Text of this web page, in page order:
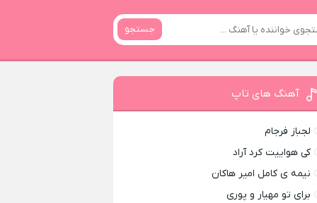
جستجو
آهنگ های تاپ
لجباز فرجام
کی هواییت کرد آراد
نیمه ی کامل امیر هاکان
برای تو مهیار و پوری